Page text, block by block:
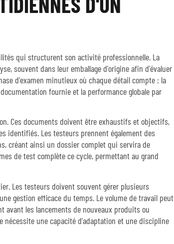
qui structurent son activité professionnelle. La
souvent dans leur emballage d'origine afin d'évaluer
d'examen minutieux où chaque détail compte : la
fournie et la performance globale par
Ces documents doivent être exhaustifs et objectifs,
identifiés. Les testeurs prennent également des
créant ainsi un dossier complet qui servira de
de test complète ce cycle, permettant au grand
Les testeurs doivent souvent gérer plusieurs
gestion efficace du temps. Le volume de travail peut
les lancements de nouveaux produits ou
nécessite une capacité d'adaptation et une discipline